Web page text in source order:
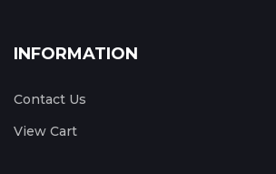
INFORMATION
Contact Us
View Cart